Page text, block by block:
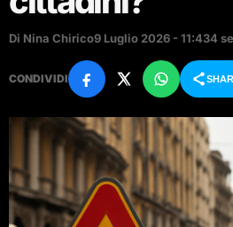
Di Nina Chirico9 Luglio 2026 - 11:434
CONDIVIDI